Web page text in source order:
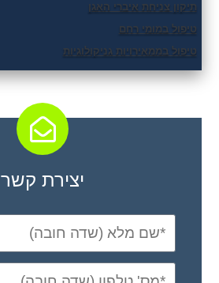
תיקון צניחת איברי האגן
טיפול במומי רחם
טיפול בממאירויות גניקולוגיות
יצירת קשר